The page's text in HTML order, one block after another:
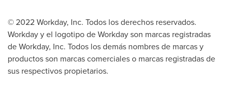
© 2022 Workday, Inc. Todos los derechos reservados.
Workday y el logotipo de Workday son marcas registradas
de Workday, Inc. Todos los demás nombres de marcas y
productos son marcas comerciales o marcas registradas de
sus respectivos propietarios.